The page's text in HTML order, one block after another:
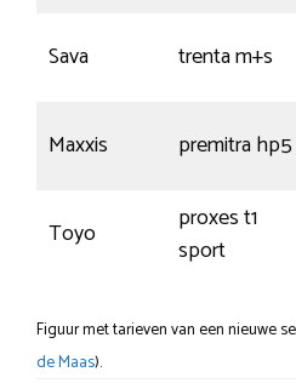
Sava trenta m+s
Maxxis premitra hp5
Toyo
proxes t1
sport
Figuur met tarieven van een nieuwe
de Maas).